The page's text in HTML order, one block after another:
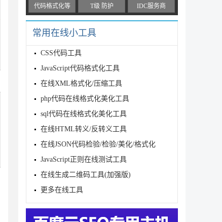
代码格式化等 T级 防护 IDC服务商
常用在线小工具
CSS代码工具
JavaScript代码格式化工具
在线XML格式化/压缩工具
php代码在线格式化美化工具
sql代码在线格式化美化工具
在线HTML转义/反转义工具
在线JSON代码检验/检验/美化/格式化
JavaScript正则在线测试工具
在线生成二维码工具(加强版)
更多在线工具